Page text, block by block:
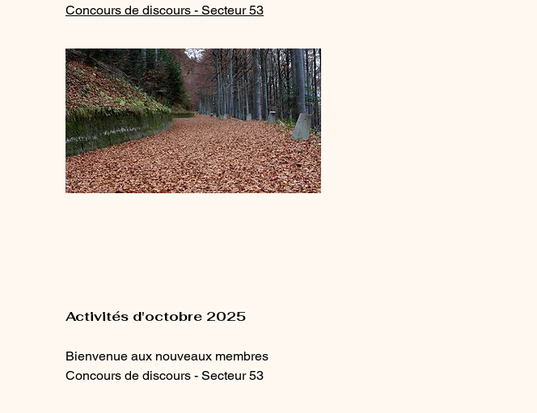
Concours de discours - Secteur 53​
Activités d'octobre 2025
Bienvenue aux nouveaux membres
Concours de discours - Secteur 53